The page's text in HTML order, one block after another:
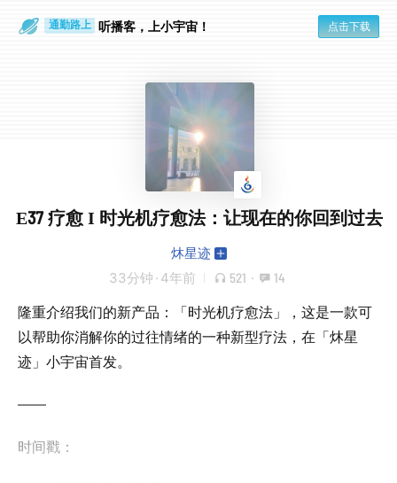
通勤路上 听播客，上小宇宙！ 点击下载
E37 疗愈 I 时光机疗愈法：让现在的你回到过去
炑星迹
33分钟 · 4年前 521 · 14
隆重介绍我们的新产品：「时光机疗愈法」，这是一款可
以帮助你消解你的过往情绪的一种新型疗法，在「炑星
迹」小宇宙首发。
——
时间戳：